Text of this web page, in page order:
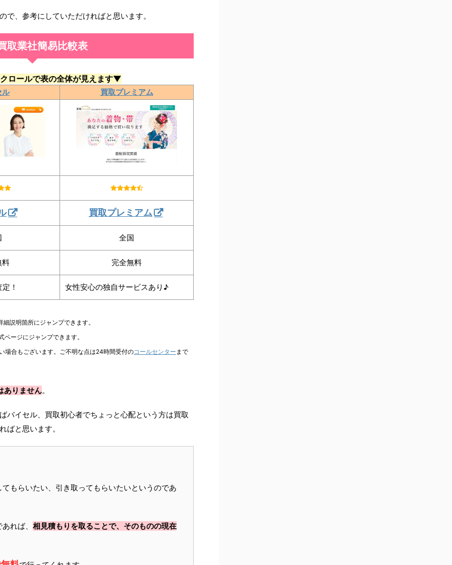
、参考にしていただければと思います。
取業社簡易比較表
ロールで表の全体が見えます▼
ル 買取プレミアム
買取プレミアム
全国
料 完全無料
！ 女性安心の独自サービスあり♪
説明箇所にジャンプできます。
ージにジャンプできます。
合もございます。ご不明な点は24時間受付のコールセンター まで
ありません。
バイセル、買取初心者でちょっと心配という方は買取
ばと思います。
もらいたい、引き取ってもらいたいというのであ
れば、 相見積もりを取ることで、そのものの現在